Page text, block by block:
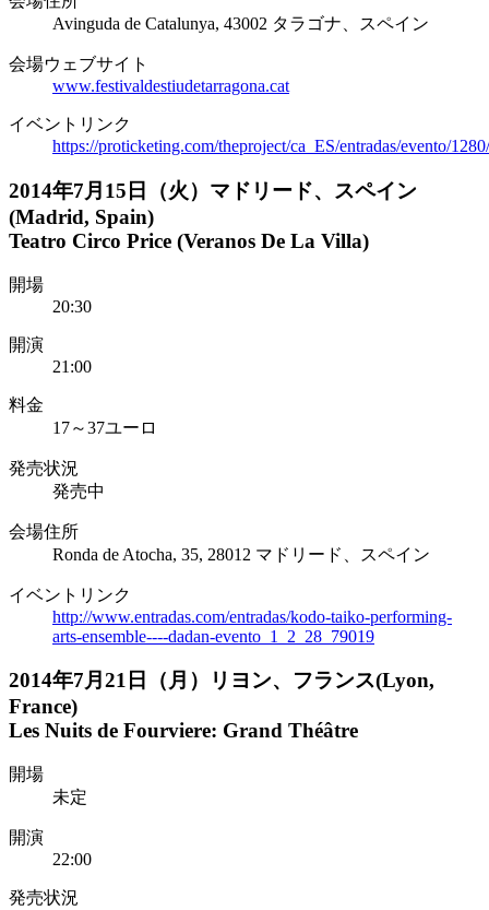
Avinguda de Catalunya, 43002 タラゴナ、スペイン
会場ウェブサイト
www.festivaldestiudetarragona.cat
イベントリンク
https://proticketing.com/theproject/ca_ES/entradas/evento/
2014年7月15日（火）マドリード、スペイン
(Madrid, Spain)
Teatro Circo Price (Veranos De La Villa)
開場
20:30
開演
21:00
料金
17～37ユーロ
発売状況
発売中
会場住所
Ronda de Atocha, 35, 28012 マドリード、スペイン
イベントリンク
http://www.entradas.com/entradas/kodo-taiko-performing-
arts-ensemble----dadan-evento_1_2_28_79019
2014年7月21日（月）リヨン、フランス(Lyon,
France)
Les Nuits de Fourviere: Grand Théâtre
開場
未定
開演
22:00
発売状況